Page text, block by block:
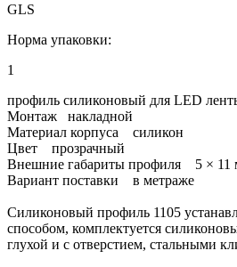
GLS
Норма упаковки:
1
профиль силиконовый для LED
Монтаж накладной
Материал корпуса силикон
Цвет прозрачный
Внешние габариты профиля 5 × 11
Вариант поставки в метраже
Силиконовый профиль 1105
способом, комплектуется
глухой и с отверстием, стальными